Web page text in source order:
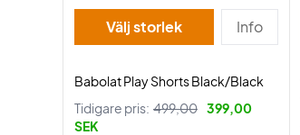
Välj storlek Info
Babolat Play Shorts Black/Black
Tidigare pris: 499,00 399,00
SEK